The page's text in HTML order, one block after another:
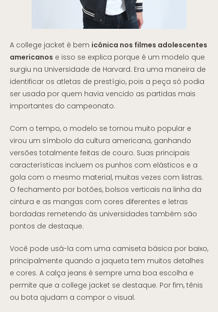
A college jacket é bem icônica nos filmes adolescentes
americanos e isso se explica porque é um modelo que
surgiu na Universidade de Harvard. Era uma maneira de
identificar os atletas de prestígio, pois a peça só podia
ser usada por quem havia vencido as partidas mais
importantes do campeonato.
Com o tempo, o modelo se tornou muito popular e
virou um símbolo da cultura americana, ganhando
versões totalmente feitas de couro. Suas principais
características incluem os punhos com elásticos e a
gola com o mesmo material, muitas vezes com listras.
O fechamento por botões, bolsos verticais na linha da
cintura e as mangas com cores diferentes e letras
bordadas remetendo às universidades também são
pontos de destaque.
Você pode usá-la com uma camiseta básica por baixo,
principalmente quando a jaqueta tem muitos detalhes
e cores. A calça jeans é sempre uma boa escolha e
permite que a college jacket se destaque. Por fim, tênis
ou bota ajudam a compor o visual.